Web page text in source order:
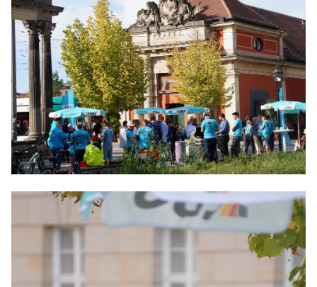
PRESSEFOTOS
MEIN BÜRGERBÜRO
MEIN WAHLKREIS
ZIELE
Redebeiträge
Anträge CDU
Kleine Anfragen
CDU Deutschland
CDU Fraktion im Brandenburger Landtag
CDU Brandenburg